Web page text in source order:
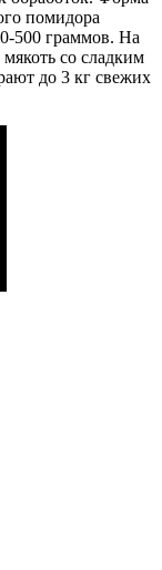
помидора
500 граммов. На
со сладким
до 3 кг свежих